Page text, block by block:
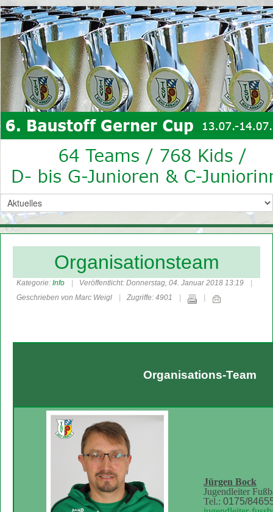
Organisationsteam
Kategorie: Info
Veröffentlicht: Donnerstag, 04. Januar 2018 13:19
Geschrieben von Marc Weigl
Zugriffe: 4901
Organisations-Team
Jürgen Bock
Jugendleiter
Tel.: 0175/